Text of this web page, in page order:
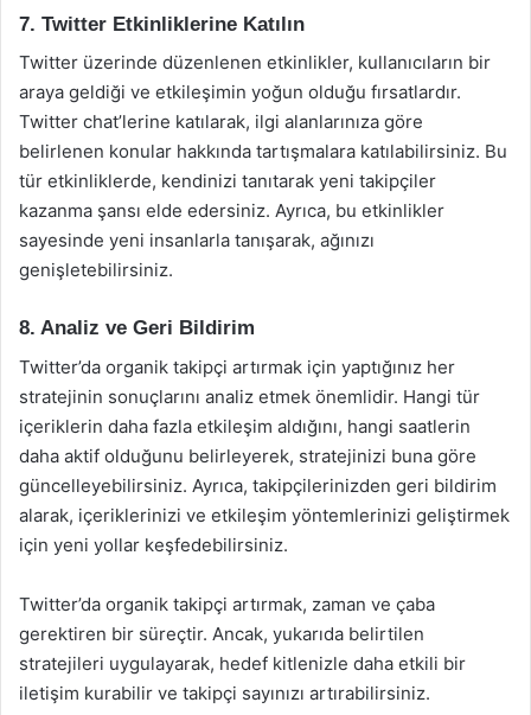
7. Twitter Etkinliklerine Katılın
Twitter üzerinde düzenlenen etkinlikler, kullanıcıların bir
araya geldiği ve etkileşimin yoğun olduğu fırsatlardır.
Twitter chat’lerine katılarak, ilgi alanlarınıza göre
belirlenen konular hakkında tartışmalara katılabilirsiniz. Bu
tür etkinliklerde, kendinizi tanıtarak yeni takipçiler
kazanma şansı elde edersiniz. Ayrıca, bu etkinlikler
sayesinde yeni insanlarla tanışarak, ağınızı
genişletebilirsiniz.
8. Analiz ve Geri Bildirim
Twitter’da organik takipçi artırmak için yaptığınız her
stratejinin sonuçlarını analiz etmek önemlidir. Hangi tür
içeriklerin daha fazla etkileşim aldığını, hangi saatlerin
daha aktif olduğunu belirleyerek, stratejinizi buna göre
güncelleyebilirsiniz. Ayrıca, takipçilerinizden geri bildirim
alarak, içeriklerinizi ve etkileşim yöntemlerinizi geliştirmek
için yeni yollar keşfedebilirsiniz.
Twitter’da organik takipçi artırmak, zaman ve çaba
gerektiren bir süreçtir. Ancak, yukarıda belirtilen
stratejileri uygulayarak, hedef kitlenizle daha etkili bir
iletişim kurabilir ve takipçi sayınızı artırabilirsiniz.